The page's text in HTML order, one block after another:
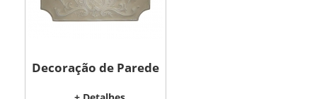
Decoração de Parede